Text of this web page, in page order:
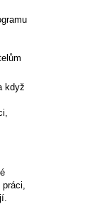
když